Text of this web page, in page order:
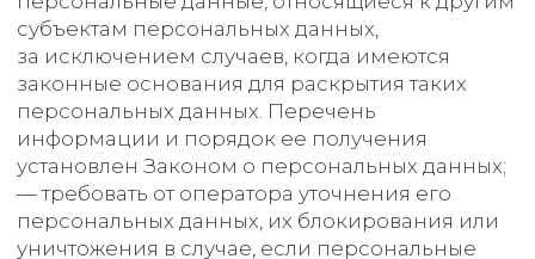
персональных данных. Обрабатываемые
персональные данные уничтожаются либо
обезличиваются по достижении целей
обработки или в случае утраты необходимости
в достижении этих целей, если иное
не предусмотрено федеральным законом.
6. Цель обработки
персональных данных
Цель обработки
предоставление доступа Пользователю
к сервисам, информации и/или материалам,
содержащимся на веб-сайте